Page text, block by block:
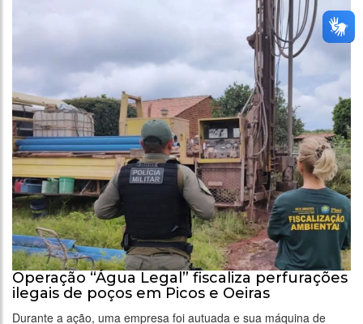
Operação “Água Legal” fiscaliza perfurações
ilegais de poços em Picos e Oeiras
Durante a ação, uma empresa foi autuada e sua máquina de